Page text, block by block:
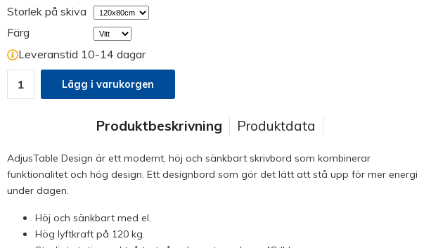
Storlek på skiva
Färg
Leveranstid 10-14 dagar
Lägg i varukorgen
Produktbeskrivning Produktdata
AdjusTable Design är ett modernt, höj och sänkbart skrivbord som kombinerar
funktionalitet och hög design. Ett designbord som gör det lätt att stå upp för mer energi
under dagen.
Höj och sänkbart med el.
Hög lyftkraft på 120 kg.